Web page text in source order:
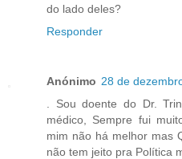
do lado deles?
Responder
Anónimo 28 de
. Sou doente do Dr.
médico, Sempre fui
mim não há melhor mas
não tem jeito pra Política